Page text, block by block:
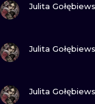
Julita
Julita
Julita